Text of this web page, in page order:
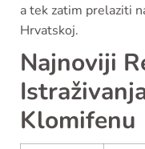
a tek zatim prelaziti
Hrvatskoj.
Najnoviji
Klomifenu